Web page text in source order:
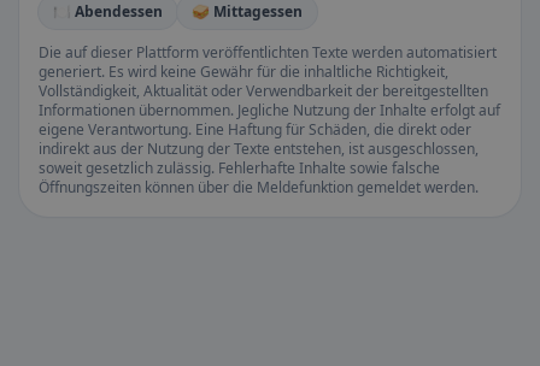
🍽️ Abendessen
🥪 Mittagessen
Die auf dieser Plattform veröffentlichten Texte werden automatisiert
generiert. Es wird keine Gewähr für die inhaltliche Richtigkeit,
Vollständigkeit, Aktualität oder Verwendbarkeit der bereitgestellten
Informationen übernommen. Jegliche Nutzung der Inhalte erfolgt auf
eigene Verantwortung. Eine Haftung für Schäden, die direkt oder
indirekt aus der Nutzung der Texte entstehen, ist ausgeschlossen,
soweit gesetzlich zulässig. Fehlerhafte Inhalte sowie falsche
Öffnungszeiten können über die Meldefunktion gemeldet werden.